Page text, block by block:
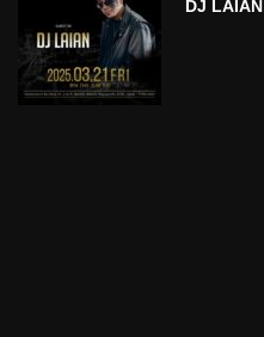
DJ LAIAN